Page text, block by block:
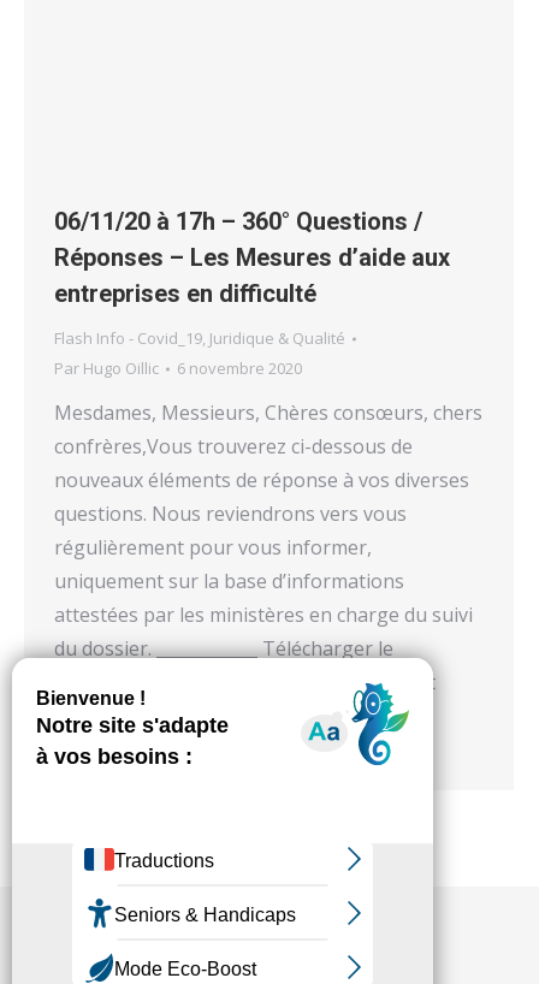
06/11/20 à 17h – 360° Questions /
Réponses – Les Mesures d’aide aux
entreprises en difficulté
Flash Info - Covid_19, Juridique & Qualité
Par Hugo Oillic 6 novembre 2020
Mesdames, Messieurs, Chères consœurs, chers
confrères,Vous trouverez ci-dessous de
nouveaux éléments de réponse à vos diverses
questions. Nous reviendrons vers vous
régulièrement pour vous informer,
uniquement sur la base d’informations
attestées par les ministères en charge du suivi
du dossier. ____________ Télécharger le
document en PDF Vous pouvez également
directement nous contacter : Concernant
les questions relatives à la gestion…
Fédésap © 2021
Mentions légales